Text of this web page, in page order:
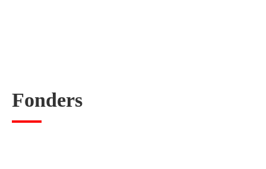
Fonders